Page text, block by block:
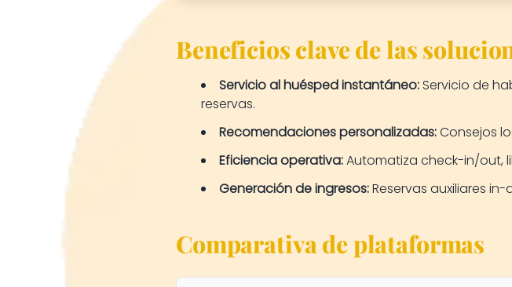
Beneficios clave de las
Servicio al huésped instantáneo: Servicio de
reservas.
Recomendaciones personalizadas:Consejos
Eficiencia operativa:Automatiza check-in/out,
Generación de ingresos:Reservas auxiliares
Comparativa de plataformas